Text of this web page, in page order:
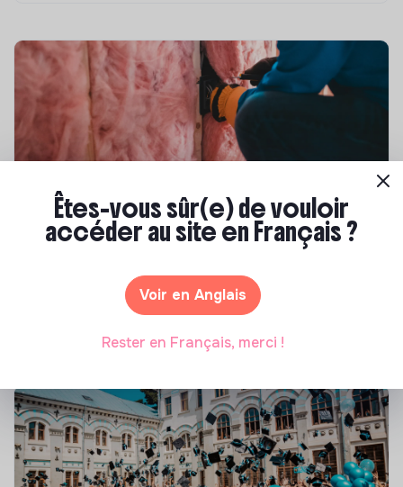
Compétences & formations
énergétique des bâtiments
Marianne Roussel•21 janvier 2025
Êtes-vous sûr(e) de vouloir
accéder au site en Français ?
Voir en Anglais
Rester en Français, merci !